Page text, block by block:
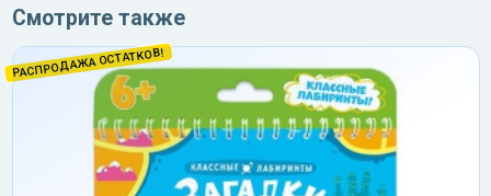
Смотрите также
РАСПРОДАЖА ОСТАТКОВ!